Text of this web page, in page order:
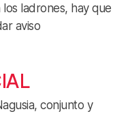
ladrones, hay que
aviso
conjunto y